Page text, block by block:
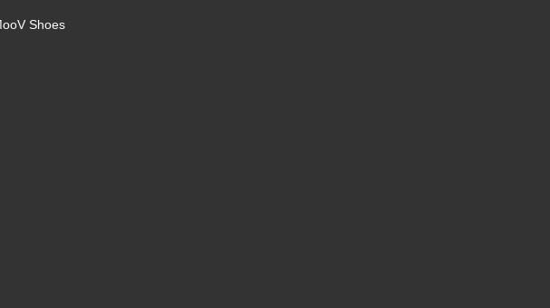
Shoes